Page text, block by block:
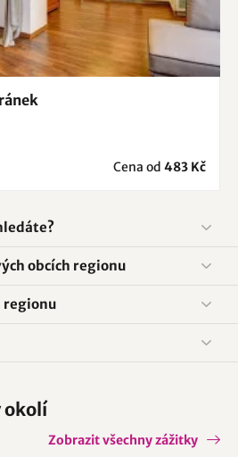
Cena od 483 Kč
obcích regionu
regionu
okolí
Zobrazit všechny zážitky